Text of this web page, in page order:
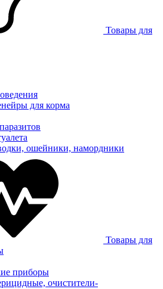
Товары для
для корма
ошейники, намордники
Товары для
приборы
очистители-